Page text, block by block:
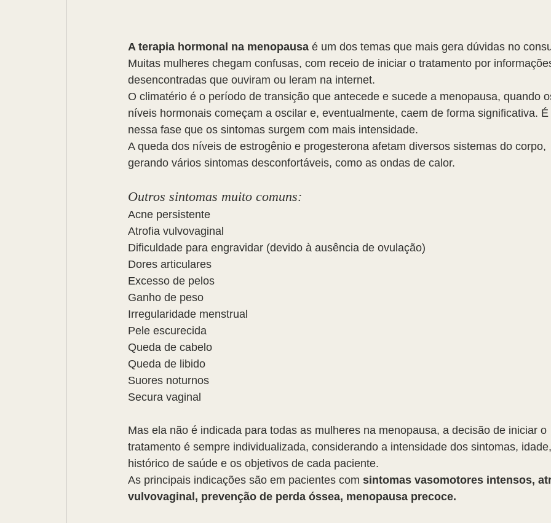
A terapia hormonal na menopausa é um dos temas que mais gera dúvidas no
Muitas mulheres chegam confusas, com receio de iniciar o tratamento por
desencontradas que ouviram ou leram na internet.
O climatério é o período de transição que antecede e sucede a menopausa, quando
níveis hormonais começam a oscilar e, eventualmente, caem de forma significativa. É
nessa fase que os sintomas surgem com mais intensidade.
A queda dos níveis de estrogênio e progesterona afetam diversos sistemas do corpo,
gerando vários sintomas desconfortáveis, como as ondas de calor.
Outros sintomas muito comuns:
Acne persistente
Atrofia vulvovaginal
Dificuldade para engravidar (devido à ausência de ovulação)
Dores articulares
Excesso de pelos
Ganho de peso
Irregularidade menstrual
Pele escurecida
Queda de cabelo
Queda de libido
Suores noturnos
Secura vaginal
Mas ela não é indicada para todas as mulheres na menopausa, a decisão de iniciar o
tratamento é sempre individualizada, considerando a intensidade dos sintomas,
histórico de saúde e os objetivos de cada paciente.
As principais indicações são em pacientes com sintomas vasomotores intensos,
vulvovaginal, prevenção de perda óssea, menopausa precoce.